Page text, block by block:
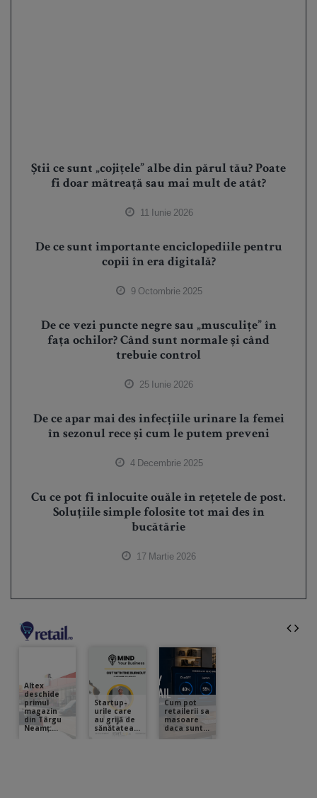
Știi ce sunt „cojițele” albe din părul tău? Poate
fi doar mătreață sau mai mult de atât?
11 Iunie 2026
De ce sunt importante enciclopediile pentru
copii în era digitală?
9 Octombrie 2025
De ce vezi puncte negre sau „musculițe” în
fața ochilor? Când sunt normale și când
trebuie control
25 Iunie 2026
De ce apar mai des infecțiile urinare la femei
în sezonul rece și cum le putem preveni
4 Decembrie 2025
Cu ce pot fi înlocuite ouăle în rețetele de post.
Soluțiile simple folosite tot mai des în
bucătărie
17 Martie 2026